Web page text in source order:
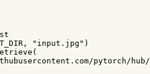
, "input.jpg" )
(
pytorch/